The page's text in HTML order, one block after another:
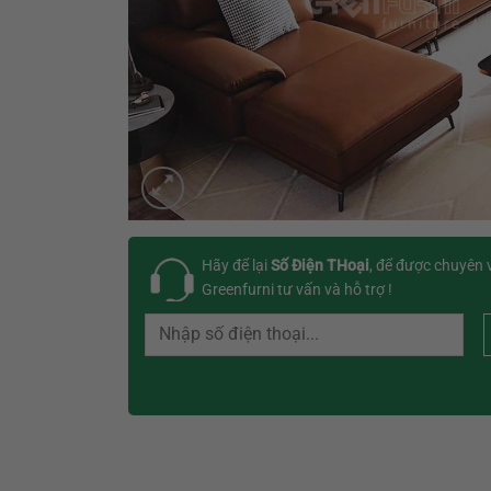
Hãy để lạiSố Điện THoại, để được chuyên
Greenfurni tư vấn và hỗ trợ !